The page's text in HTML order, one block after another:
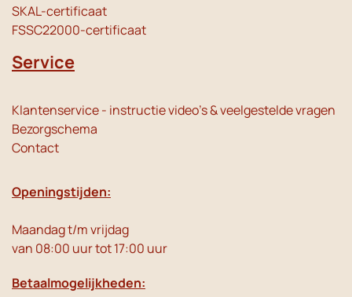
SKAL-certificaat
FSSC22000-certificaat
Service
Klantenservice - instructie video's & veelgestelde vragen
Bezorgschema
Contact
Openingstijden:
Maandag t/m vrijdag
van 08:00 uur tot 17:00 uur
Betaalmogelijkheden: